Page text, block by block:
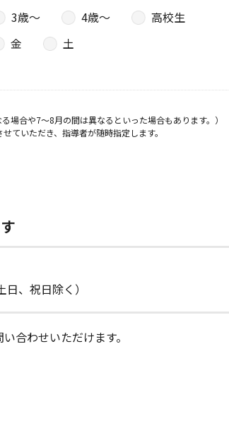
3歳〜 4歳〜
高校生
金
土
合や7～8月の間は異なるといった場合もあります。）
ていただき、指導者が随時指定します。
、祝日除く）
合わせいただけます。